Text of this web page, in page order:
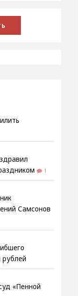
1
Самсонов
«Пенной